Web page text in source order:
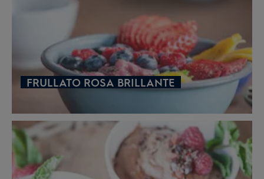
FRULLATO ROSA BRILLANTE